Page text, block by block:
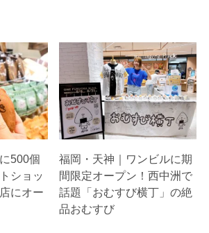
500個
ショッ
にオー
福岡・天神｜ワンビルに期
間限定オープン！西中洲で
話題「おむすび横丁」の絶
品おむすび